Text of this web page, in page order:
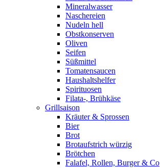
Mineralwasser
Naschereien
Nudeln hell
Obstkonserven
Oliven
Seifen
Süßmittel
Tomatensaucen
Haushaltshelfer
Spirituosen
Filata-, Brühkäse
Grillsaison
Kräuter & Sprossen
Bier
Brot
Brotaufstrich würzig
Brötchen
Falafel, Rollen, Burger & Co